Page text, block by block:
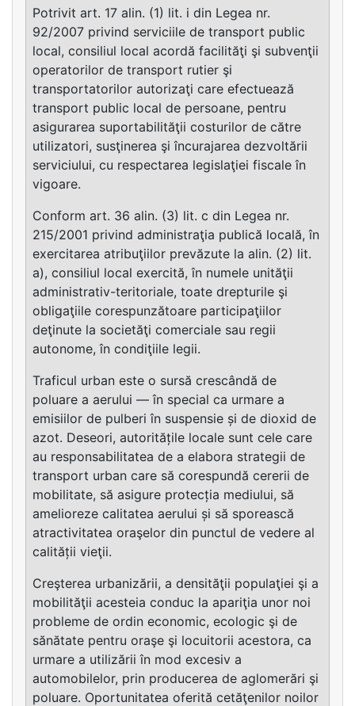
Potrivit art. 17 alin. (1) lit. i din Legea nr.
92/2007 privind serviciile de transport public
local, consiliul local acordă facilităţi şi subvenţii
operatorilor de transport rutier şi
transportatorilor autorizaţi care efectuează
transport public local de persoane, pentru
asigurarea suportabilităţii costurilor de către
utilizatori, susţinerea şi încurajarea dezvoltării
serviciului, cu respectarea legislaţiei fiscale în
vigoare.
Conform art. 36 alin. (3) lit. c din Legea nr.
215/2001 privind administraţia publică locală, în
exercitarea atribuţiilor prevăzute la alin. (2) lit.
a), consiliul local exercită, în numele unităţii
administrativ-teritoriale, toate drepturile şi
obligaţiile corespunzătoare participaţiilor
deţinute la societăţi comerciale sau regii
autonome, în condiţiile legii.
Traficul urban este o sursă crescândă de
poluare a aerului — în special ca urmare a
emisiilor de pulberi în suspensie și de dioxid de
azot. Deseori, autoritățile locale sunt cele care
au responsabilitatea de a elabora strategii de
transport urban care să corespundă cererii de
mobilitate, să asigure protecția mediului, să
amelioreze calitatea aerului și să sporească
atractivitatea oraşelor din punctul de vedere al
calității vieţii.
Creşterea urbanizării, a densităţii populaţiei şi a
mobilităţii acesteia conduc la apariţia unor noi
probleme de ordin economic, ecologic şi de
sănătate pentru oraşe şi locuitorii acestora, ca
urmare a utilizării în mod excesiv a
automobilelor, prin producerea de aglomerări şi
poluare. Oportunitatea oferită cetăţenilor noilor